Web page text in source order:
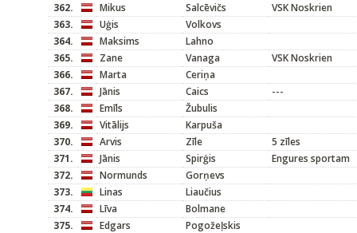
362.
Mikus Salcēvičs
VSK Noskrien
363.
Uģis
Volkovs
364.
Maksims
Lahno
365.
Zane Vanaga
VSK Noskrien
366.
Marta
Ceriņa
367.
Jānis Caics
---
368.
Emīls
Žubulis
369.
Vitālijs
Karpuša
370.
Arvis Zīle
5 zīles
371.
Jānis Spirģis
Engures sportam
372.
Normunds
Gorņevs
373.
Linas
Liaučius
374.
Līva
Bolmane
375.
Edgars
Pogožeļskis